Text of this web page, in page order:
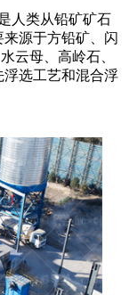
人类从铅矿矿石
源于方铅矿、闪
云母、高岭石、
选工艺和混合浮